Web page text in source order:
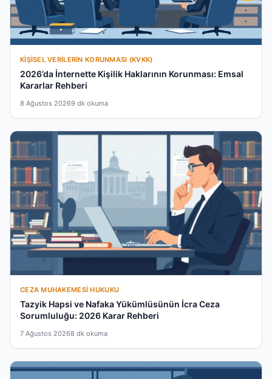
KIŞISEL VERILERIN KORUNMASI (KVKK)
2026’da İnternette Kişilik Haklarının Korunması: Emsal
Kararlar Rehberi
8 Ağustos 20269 dk okuma
CEZA MUHAKEMESI HUKUKU
Tazyik Hapsi ve Nafaka Yükümlüsünün İcra Ceza
Sorumluluğu: 2026 Karar Rehberi
7 Ağustos 20268 dk okuma